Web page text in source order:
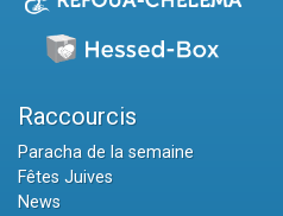
Raccourcis
Paracha de la semaine
Fêtes Juives
News